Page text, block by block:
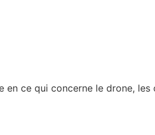
en ce qui concerne le drone,